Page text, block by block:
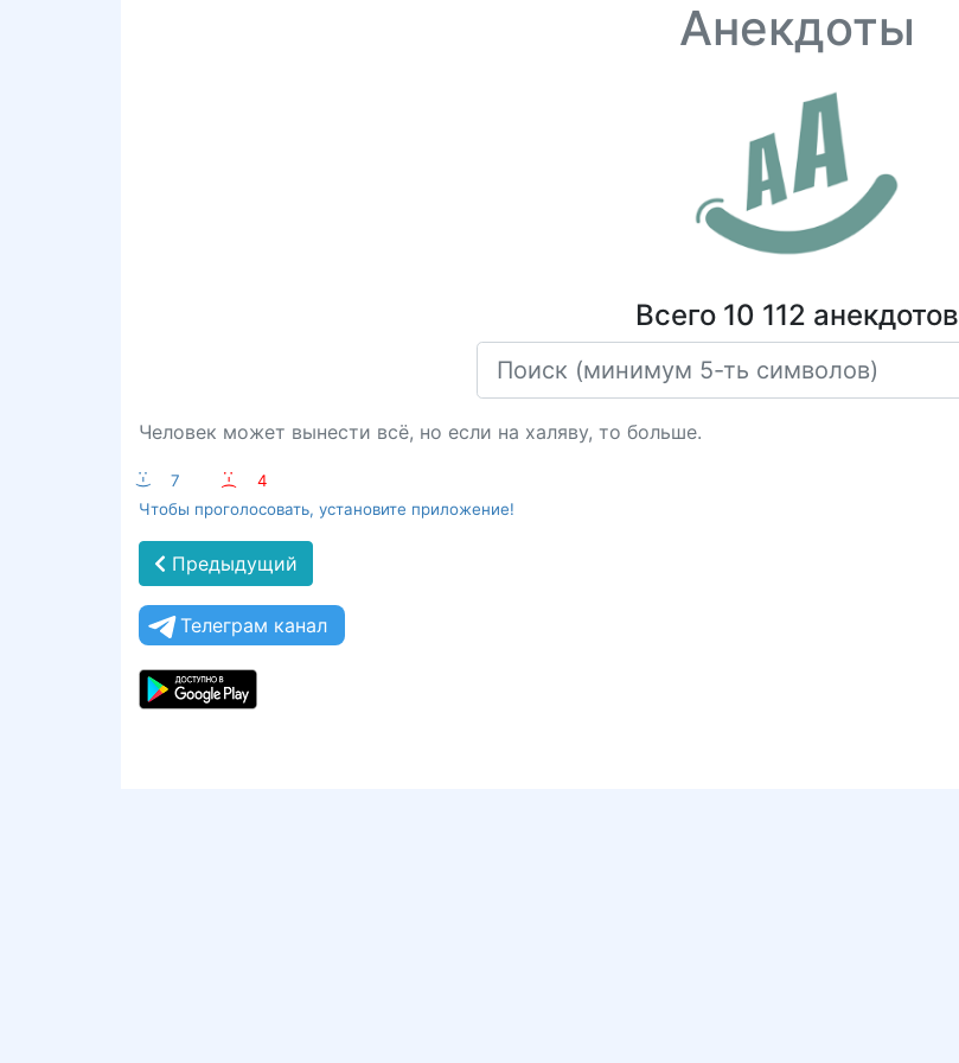
Анекдоты
Всего 10 112 анекдотов
Человек может вынести всё, но если на халяву, то больше.
:-) 7 :-(
4
Чтобы проголосовать, установите приложение!
Предыдущий
Телеграм канал